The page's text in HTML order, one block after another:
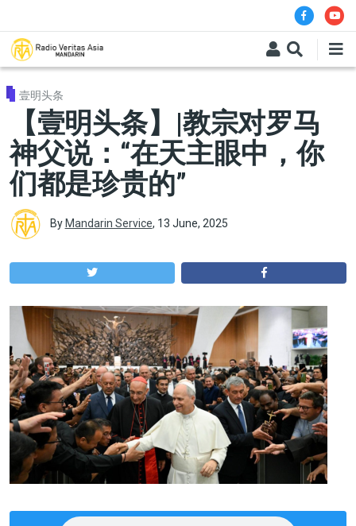
壹明头条
【壹明头条】|教宗对罗马
神父说：“在天主眼中，你
们都是珍贵的”
By Mandarin Service, 13 June, 2025